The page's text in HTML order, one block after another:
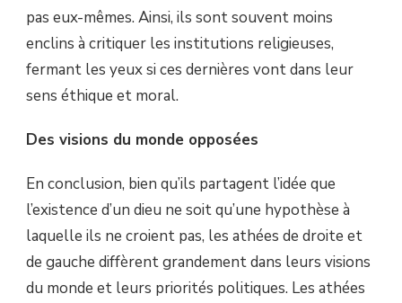
pas eux-mêmes. Ainsi, ils sont souvent moins
enclins à critiquer les institutions religieuses,
fermant les yeux si ces dernières vont dans leur
sens éthique et moral.
Des visions du monde opposées
En conclusion, bien qu’ils partagent l’idée que
l’existence d’un dieu ne soit qu’une hypothèse à
laquelle ils ne croient pas, les athées de droite et
de gauche diffèrent grandement dans leurs visions
du monde et leurs priorités politiques. Les athées